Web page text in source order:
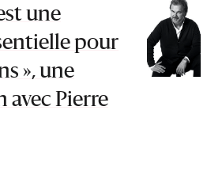
une
pour
», une
avec Pierre